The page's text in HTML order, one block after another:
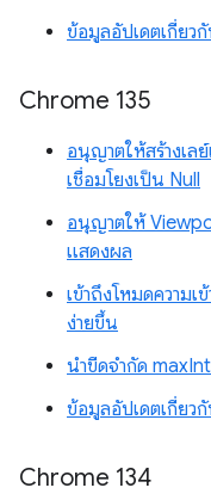
ข้อมูลอัปเดตเกี่ยว
Chrome 135
อนุญาตให้สร้างเล
เชื่อมโยงเป็น Null
อนุญาตให้
แสดงผล
เข้าถึงโหมดความ
ง่ายขึ้น
นำขีดจำกัด
ข้อมูลอัปเดตเกี่ยว
Chrome 134